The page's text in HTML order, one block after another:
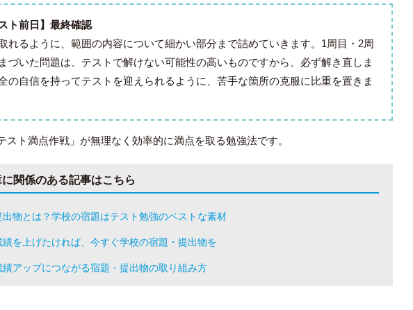
ト前日】最終確認
れるように、範囲の内容について細かい部分まで詰めていきます。1周目・2周
づいた問題は、テストで解けない可能性の高いものですから、必ず解き直しま
の自信を持ってテストを迎えられるように、苦手な箇所の克服に比重を置きま
スト満点作戦」が無理なく効率的に満点を取る勉強法です。
に関係のある記事はこちら
出物とは？学校の宿題はテスト勉強のベストな素材
績を上げたければ、今すぐ学校の宿題・提出物を
績アップにつながる宿題・提出物の取り組み方